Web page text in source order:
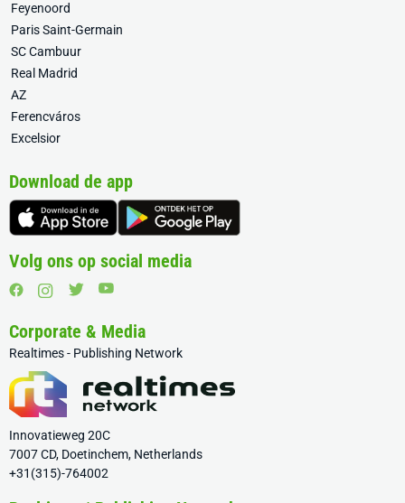
Feyenoord
Paris Saint-Germain
SC Cambuur
Real Madrid
AZ
Ferencváros
Excelsior
Download de app
Volg ons op social media
Corporate & Media
Realtimes - Publishing Network
Innovatieweg 20C
7007 CD, Doetinchem, Netherlands
+31(315)-764002